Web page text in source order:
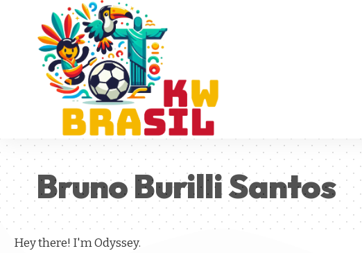
Bruno Burilli Santos
Hey there! I'm Odyssey.